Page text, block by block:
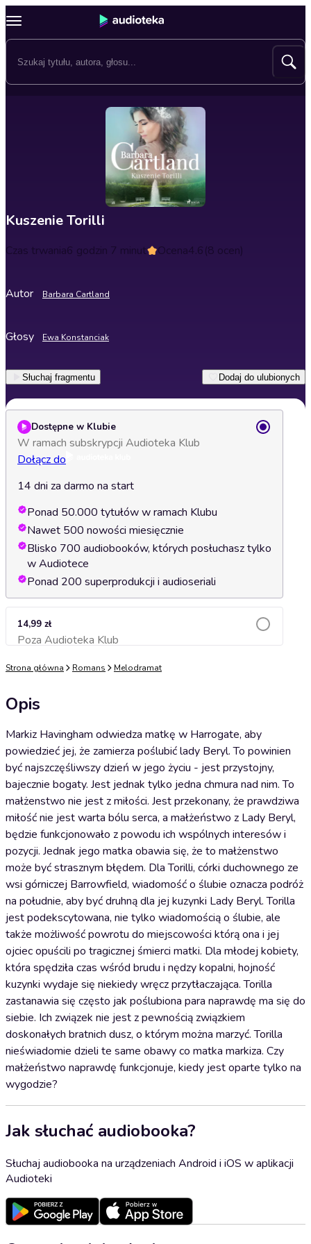
Kuszenie Torilli
Czas trwania6 godzin 7 minut Ocena4.6(8 ocen)
Autor Barbara Cartland
Głosy Ewa Konstanciak
Słuchaj fragmentu Dodaj do ulubionych
Dostępne w Klubie
W ramach subskrypcji Audioteka Klub
Dołącz do
14 dni za darmo na start
Ponad 50.000 tytułów w ramach Klubu
Nawet 500 nowości miesięcznie
Blisko 700 audiobooków, których posłuchasz tylko
w Audiotece
Ponad 200 superprodukcji i audioseriali
14,99 zł
Poza Audioteka KlubDodaj do koszyka
Strona główna Romans Melodramat
Opis
Markiz Havingham odwiedza matkę w Harrogate, aby
powiedzieć jej, że zamierza poślubić lady Beryl. To powinien
być najszczęśliwszy dzień w jego życiu - jest przystojny,
bajecznie bogaty. Jest jednak tylko jedna chmura nad nim. To
małżenstwo nie jest z miłości. Jest przekonany, że prawdziwa
miłość nie jest warta bólu serca, a małżeństwo z Lady Beryl,
będzie funkcjonowało z powodu ich wspólnych interesów i
pozycji. Jednak jego matka obawia się, że to małżenstwo
może być strasznym błędem. Dla Torilli, córki duchownego ze
wsi górniczej Barrowfield, wiadomość o ślubie oznacza podróż
na południe, aby być druhną dla jej kuzynki Lady Beryl. Torilla
jest podekscytowana, nie tylko wiadomością o ślubie, ale
także możliwość powrotu do miejscowości którą ona i jej
ojciec opuścili po tragicznej śmierci matki. Dla młodej kobiety,
która spędziła czas wśród brudu i nędzy kopalni, hojność
kuzynki wydaje się niekiedy wręcz przytłaczająca. Torilla
zastanawia się często jak poślubiona para naprawdę ma się do
siebie. Ich związek nie jest z pewnością związkiem
doskonałych bratnich dusz, o którym można marzyć. Torilla
nieświadomie dzieli te same obawy co matka markiza. Czy
małżeństwo naprawdę funkcjonuje, kiedy jest oparte tylko na
wygodzie?
Jak słuchać audiobooka?
Słuchaj audiobooka na urządzeniach Android i iOS w aplikacji
Audioteki